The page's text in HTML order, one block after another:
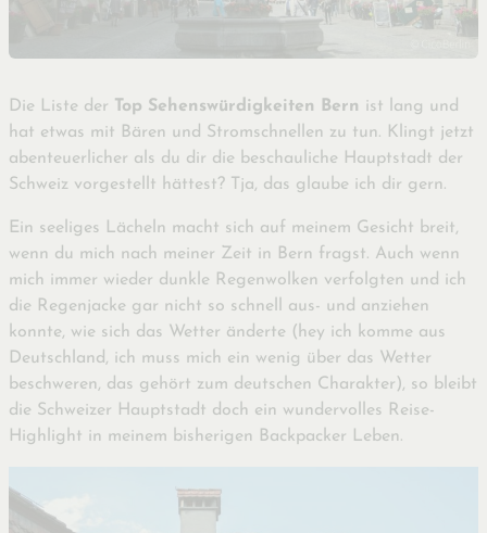
Die Liste der Top Sehenswürdigkeiten Bern ist lang und
hat etwas mit Bären und Stromschnellen zu tun. Klingt jetzt
abenteuerlicher als du dir die beschauliche Hauptstadt der
Schweiz vorgestellt hättest? Tja, das glaube ich dir gern.
Ein seeliges Lächeln macht sich auf meinem Gesicht breit,
wenn du mich nach meiner Zeit in Bern fragst. Auch wenn
mich immer wieder dunkle Regenwolken verfolgten und ich
die Regenjacke gar nicht so schnell aus- und anziehen
konnte, wie sich das Wetter änderte (hey ich komme aus
Deutschland, ich muss mich ein wenig über das Wetter
beschweren, das gehört zum deutschen Charakter), so bleibt
die Schweizer Hauptstadt doch ein wundervolles Reise-
Highlight in meinem bisherigen Backpacker Leben.